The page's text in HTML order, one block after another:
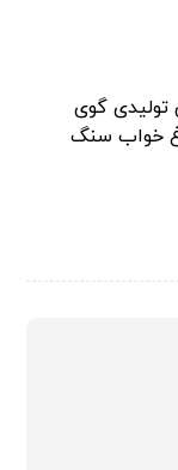
تولیدی گوی
خواب سنگ